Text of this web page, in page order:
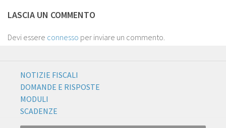
LASCIA UN COMMENTO
Devi essere connesso per inviare un commento.
NOTIZIE FISCALI
DOMANDE E RISPOSTE
MODULI
SCADENZE